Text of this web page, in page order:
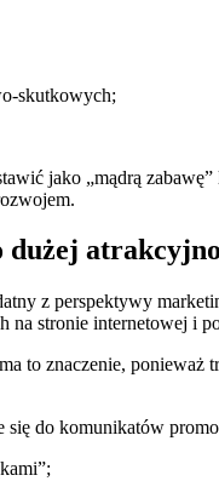
skutkowych;
jako „mądrą
dużej
z perspektywy
na stronie internetowej i
to znaczenie, ponieważ
się do komunikatów